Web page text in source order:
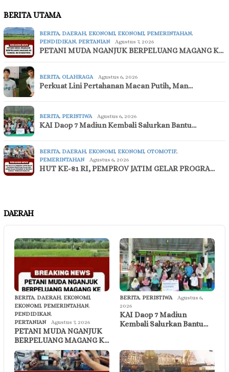
BERITA UTAMA
BERITA, DAERAH, EKONOMI, EKONOMI, PEMERINTAHAN,
PENDIDIKAN, PERTANIAN Agustus 7, 2026
PETANI MUDA NGANJUK BERPELUANG MAGANG K…
BERITA, OLAHRAGA Agustus 6, 2026
Perkuat Lini Pertahanan Macan Putih, Man…
BERITA, PERISTIWA Agustus 6, 2026
KAI Daop 7 Madiun Kembali Salurkan Bantu…
BERITA, DAERAH, EKONOMI, EKONOMI, OTOMOTIF,
PEMERINTAHAN
Agustus 6, 2026
HUT KE-81 RI, PEMPROV JATIM GELAR PROGRA…
DAERAH
BERITA, DAERAH, EKONOMI,
EKONOMI, PEMERINTAHAN,
PENDIDIKAN,
PERTANIAN
Agustus 7, 2026
PETANI MUDA NGANJUK
BERPELUANG MAGANG K…
BERITA, PERISTIWA
Agustus 6,
2026
KAI Daop 7 Madiun
Kembali Salurkan Bantu…